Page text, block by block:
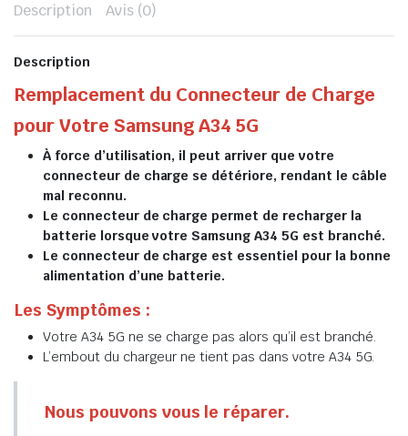
Description Avis (0)
Description
Remplacement du Connecteur de Charge
pour Votre Samsung A34 5G
À force d’utilisation, il peut arriver que votre
connecteur de charge se détériore, rendant le câble
mal reconnu.
Le connecteur de charge permet de recharger la
batterie lorsque votre Samsung A34 5G est branché.
Le connecteur de charge est essentiel pour la bonne
alimentation d’une batterie.
Les Symptômes :
Votre A34 5G ne se charge pas alors qu’il est branché.
L’embout du chargeur ne tient pas dans votre A34 5G.
Nous pouvons vous le réparer.